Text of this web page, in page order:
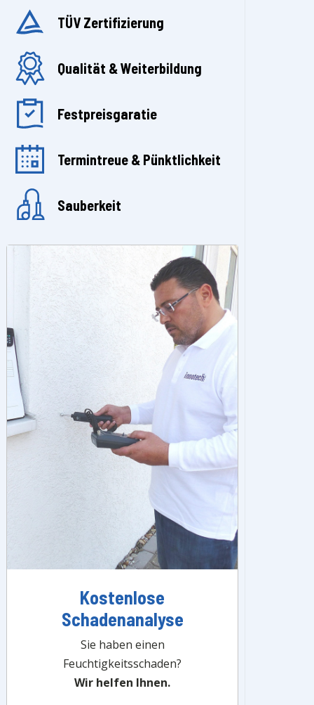
TÜV Zertifizierung
Qualität & Weiterbildung
Festpreisgaratie
Termintreue & Pünktlichkeit
Sauberkeit
Kostenlose
Schadenanalyse
Sie haben einen
Feuchtigkeitsschaden?
Wir helfen Ihnen.